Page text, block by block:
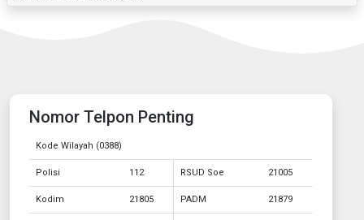
Nomor Telpon Penting
Kode Wilayah (0388)
Polisi 112 RSUD Soe 21005
Kodim 21805 PADM 21879